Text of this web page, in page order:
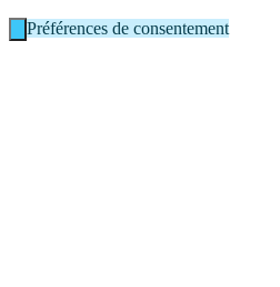
Préférences de consentement